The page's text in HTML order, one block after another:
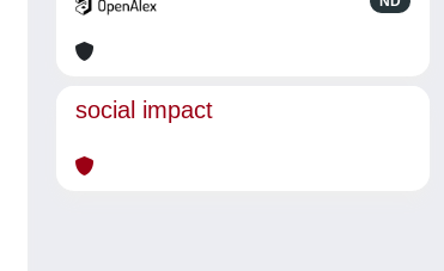
social impact